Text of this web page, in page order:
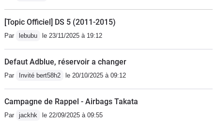
[Topic Officiel] DS 5 (2011-2015)
Par lebubu le 23/11/2025 à 19:12
Defaut Adblue, réservoir a changer
Par Invité bert58h2 le 20/10/2025 à 09:12
Campagne de Rappel - Airbags Takata
Par jackhk le 22/09/2025 à 09:55